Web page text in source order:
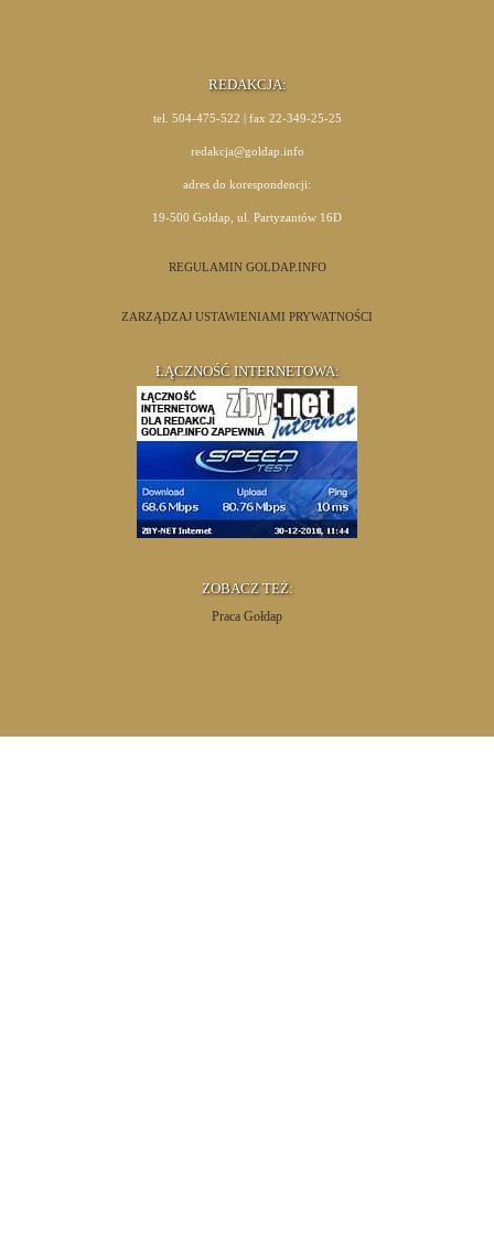
REDAKCJA:
tel. 504-475-522 | fax 22-349-25-25
redakcja@goldap.info
adres do korespondencji:
19-500 Gołdap, ul. Partyzantów 16D
REGULAMIN GOLDAP.INFO
ZARZĄDZAJ USTAWIENIAMI PRYWATNOŚCI
ŁĄCZNOŚĆ INTERNETOWA:
ZOBACZ TEŻ:
Praca Gołdap